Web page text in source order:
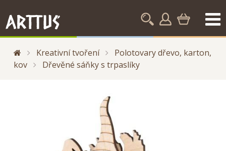
Kreativní tvoření
Polotovary dřevo, karton,
kov
Dřevěné sáňky s trpaslíky